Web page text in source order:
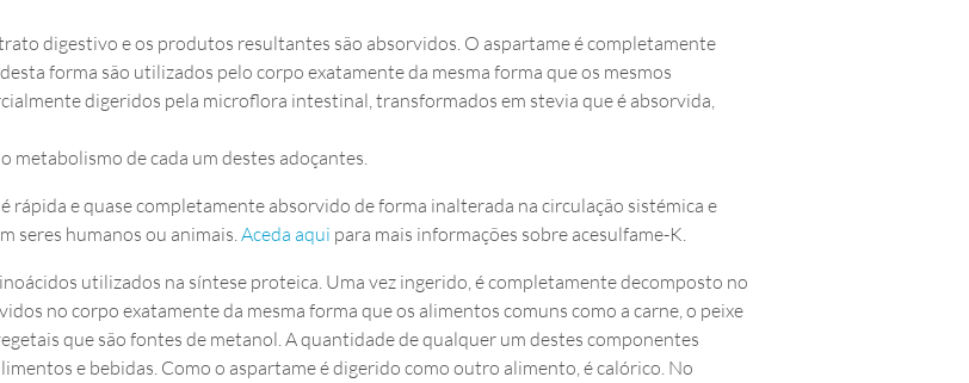
digestivo e os produtos resultantes são absorvidos. O aspartame é completamente
forma são utilizados pelo corpo exatamente da mesma forma que os mesmos
digeridos pela microflora intestinal, transformados em stevia que é absorvida,
metabolismo de cada um destes adoçantes.
rápida e quase completamente absorvido de forma inalterada na circulação sistémica e
seres humanos ou animais.Aceda aqui para mais informações sobre acesulfame-K.
utilizados na síntese proteica. Uma vez ingerido, é completamente decomposto no
no corpo exatamente da mesma forma que os alimentos comuns como a carne, o peixe
que são fontes de metanol. A quantidade de qualquer um destes componentes
e bebidas. Como o aspartame é digerido como outro alimento, é calórico. No